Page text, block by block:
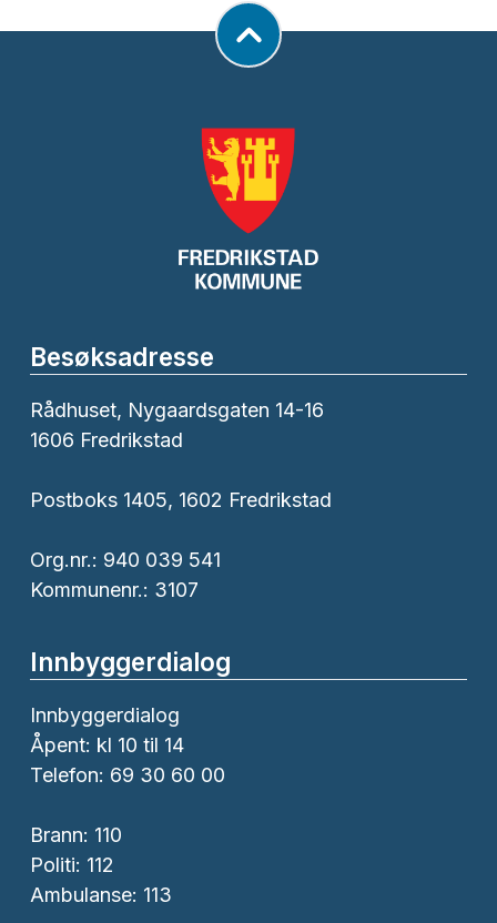
Besøksadresse
Rådhuset, Nygaardsgaten 14-16
1606 Fredrikstad
Postboks 1405, 1602 Fredrikstad
Org.nr.: 940 039 541
Kommunenr.: 3107
Innbyggerdialog
Innbyggerdialog
Åpent: kl 10 til 14
Telefon: 69 30 60 00
Brann: 110
Politi: 112
Ambulanse: 113